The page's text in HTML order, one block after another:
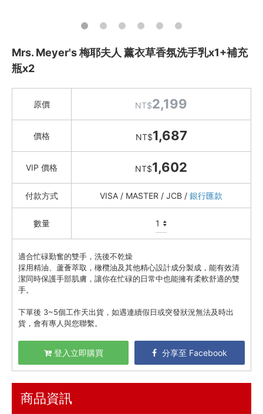
關於愛飯團
合作與廣告
媒體推薦與報導
隱私保護
資訊安全
Mrs. Meyer's 梅耶夫人 薰衣草香氛洗手乳x1+補充
瓶x2
原價 NT$2,199
價格 NT$1,687
VIP 價格 NT$1,602
付款方式 VISA / MASTER / JCB / 銀行匯款
數量
適合忙碌勤奮的雙手，洗後不乾燥
採用精油、蘆薈萃取，橄欖油及其他精心設計成分製成，能有效清
潔同時保護手部肌膚，讓你在忙碌的日常中也能擁有柔軟舒適的雙
手。
下單後 3~5個工作天出貨，如遇連續假日或突發狀況無法及時出
貨，會有專人與您聯繫。
登入立即購買 分享至 Facebook
商品資訊